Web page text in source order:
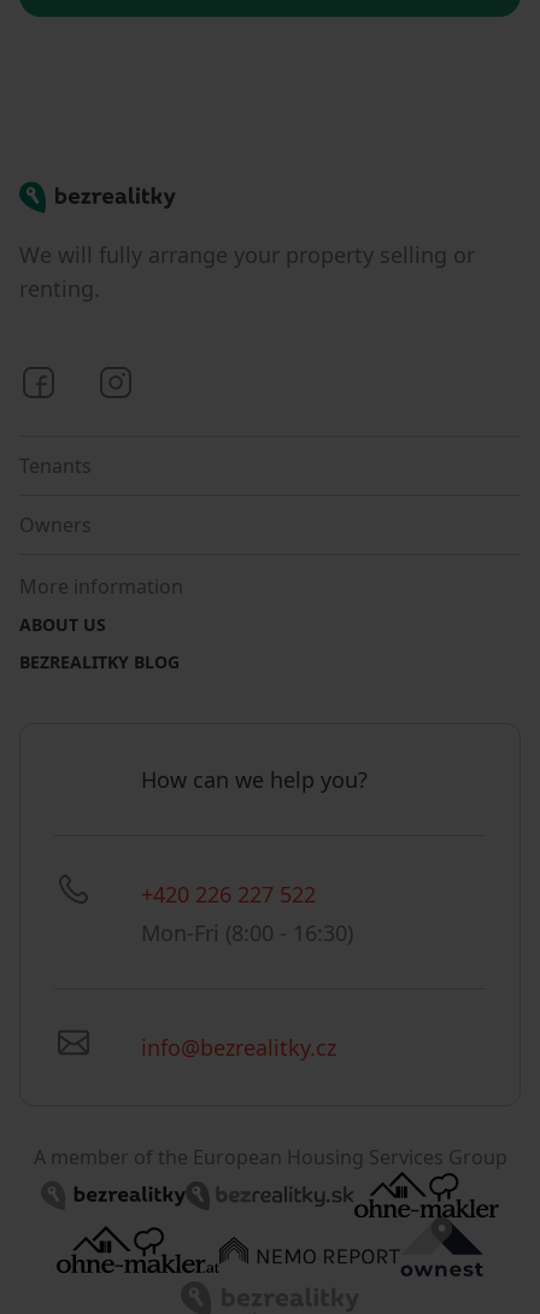
Bezrealitky
We will fully arrange your property selling or
renting.
Bezrealitky on Facebook
Tenants
Owners
More information
ABOUT US
BEZREALITKY BLOG
How can we help you?
+420 226 227 522
Mon-Fri (8:00 - 16:30)
info@bezrealitky.cz
A member of the European Housing Services Group